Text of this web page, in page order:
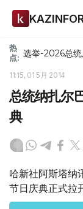
热
点: 选举-2026总
11:15, 01 5月 2014
总统纳扎尔
典
哈新社阿斯塔纳
节日庆典正式拉